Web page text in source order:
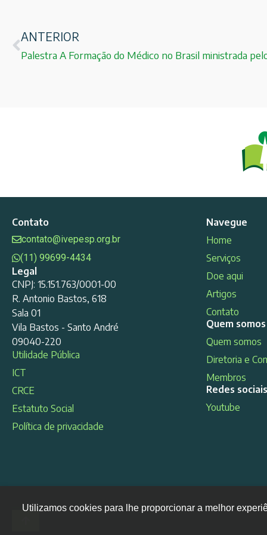
ANTERIOR
Contato
contato@ivepesp.org.br
(11) 99699-4434
Legal
CNPJ: 15.151.763/0001-00
R. Antonio Bastos, 618
Sala 01
Vila Bastos - Santo André
09040-220
Utilidade Pública
ICT
CRCE
Estatuto Social
Política de privacidade
Navegue
Home
Serviços
Doe aqui
Artigos
Contato
Quem somos
Quem somos
Diretoria e
Membros
Redes sociais
Youtube
Utilizamos cookies para lhe proporcionar a melhor